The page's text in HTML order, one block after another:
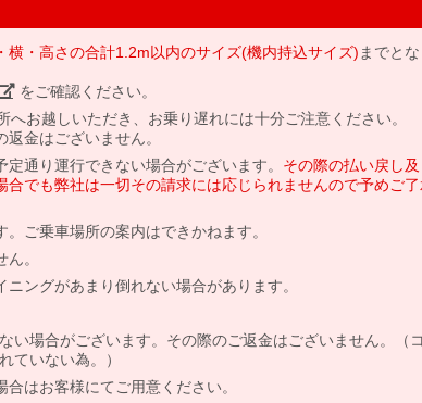
横・高さの合計1.2m以内のサイズ(機内持込サイズ) までと
をご確認ください。
お越しいただき、お乗り遅れには十分ご注意ください。
金はございません。
通り運行できない場合がございます。 その際の払い戻し及
でも弊社は一切その請求には応じられませんので予めご
ご乗車場所の案内はできかねます。
。
ングがあまり倒れない場合があります。
い場合がございます。その際のご返金はございません。（
ていない為。）
はお客様にてご用意ください。